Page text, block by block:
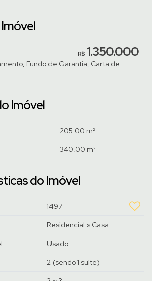
R$ 1.350.000
Fundo de Garantia, Carta de
Imóvel
205.00 m²
340.00 m²
do Imóvel
1497
Residencial » Casa
Usado
2 (sendo 1 suíte)